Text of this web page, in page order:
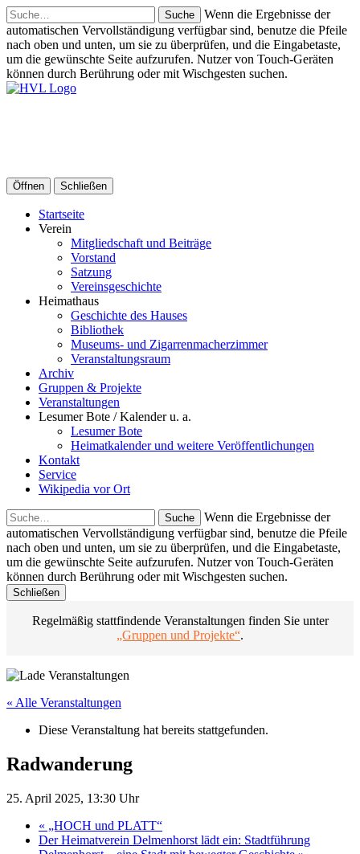
Suche
Wenn die Ergebnisse der
automatischen Vervollständigung verfügbar sind, benutze die Pfeile
nach oben und unten, um sie zu überprüfen, und die Eingabetaste,
um die gewünschte Seite aufzurufen. Nutzer von Touch-Geräten
können durch Berührung oder mit Wischgesten suchen.
Öffnen Schließen
Startseite
Verein
Mitgliedschaft und Beiträge
Vorstand
Satzung
Vereinsgeschichte
Heimathaus
Geschichte des Hauses
Bibliothek
Museums- und Zigarrenmacherzimmer
Veranstaltungsraum
Archiv
Gruppen & Projekte
Veranstaltungen
Lesumer Bote / Kalender u. a.
Lesumer Bote
Heimatkalender und weitere Veröffentlichungen
Kontakt
Service
Wikipedia vor Ort
Suche
Wenn die Ergebnisse der
automatischen Vervollständigung verfügbar sind, benutze die Pfeile
nach oben und unten, um sie zu überprüfen, und die Eingabetaste,
um die gewünschte Seite aufzurufen. Nutzer von Touch-Geräten
können durch Berührung oder mit Wischgesten suchen.
Schließen
Regelmäßig stattfindende Veranstaltungen finden Sie unter
„Gruppen und Projekte“.
« Alle Veranstaltungen
Diese Veranstaltung hat bereits stattgefunden.
Radwanderung
25. April 2025, 13:30 Uhr
« „HOCH und PLATT“
Der Heimatverein Delmenhorst lädt ein: Stadtführung